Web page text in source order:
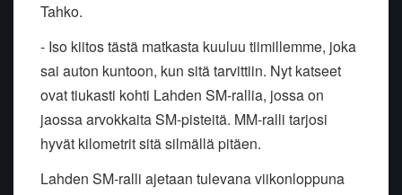
Tahko.
- Iso kiitos tästä matkasta kuuluu tiimillemme, joka
sai auton kuntoon, kun sitä tarvittiin. Nyt katseet
ovat tiukasti kohti Lahden SM-rallia, jossa on
jaossa arvokkaita SM-pisteitä. MM-ralli tarjosi
hyvät kilometrit sitä silmällä pitäen.
Lahden SM-ralli ajetaan tulevana viikonloppuna